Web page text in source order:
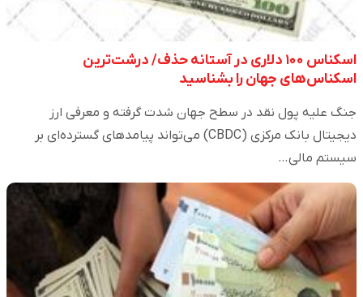
اسکناس ۱۰۰ دلاری در آستانه حذف/ درشت‌ترین
اسکناس‌های جهان را بشناسید
جنگ علیه پول نقد در سطح جهان شدت گرفته و معرفی ارز
دیجیتال بانک مرکزی (CBDC) می‌تواند پیامدهای گسترده‌ای بر
سیستم مالی…